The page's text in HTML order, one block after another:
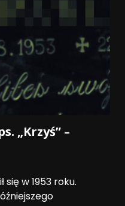
„Krzyś” –
się w 1953 roku.